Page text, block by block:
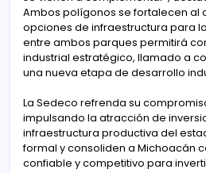
Ambos polígonos se fortalecen al
opciones de infraestructura para
entre ambos parques permitirá
industrial estratégico, llamado a
una nueva etapa de desarrollo
La Sedeco refrenda su
impulsando la atracción de
infraestructura productiva del
formal y consoliden a Michoacán
confiable y competitivo para